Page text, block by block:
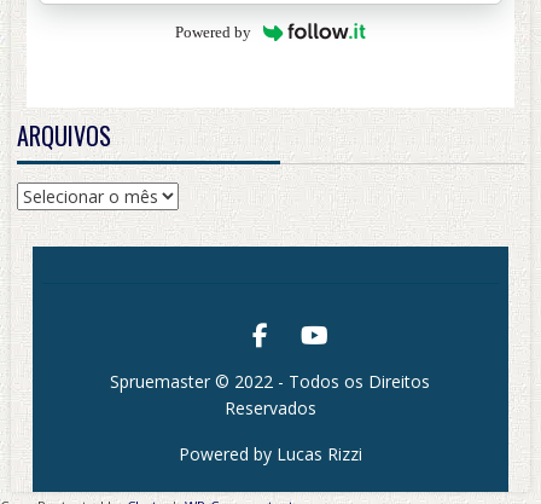
Powered by
ARQUIVOS
Arquivos
Spruemaster © 2022 - Todos os Direitos
Reservados
Powered by Lucas Rizzi